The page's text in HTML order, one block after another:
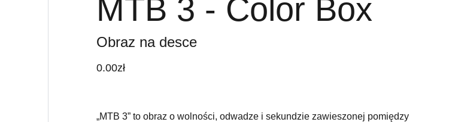
MTB 3 - Color Box
Obraz na desce
0.00zł
„MTB 3” to obraz o wolności, odwadze i sekundzie zawieszonej pomiędzy